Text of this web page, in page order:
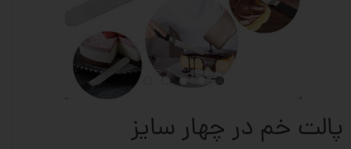
کاربری
پالت خم در چهار سایز